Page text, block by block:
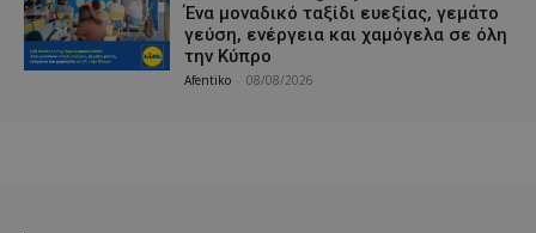
Ένα μοναδικό ταξίδι ευεξίας, γεμάτο
γεύση, ενέργεια και χαμόγελα σε όλη
την Κύπρο
Afentiko 08/08/2026